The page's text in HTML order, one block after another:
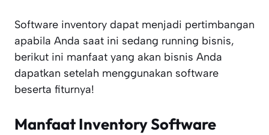
Software inventory dapat menjadi pertimbangan
apabila Anda saat ini sedang running bisnis,
berikut ini manfaat yang akan bisnis Anda
dapatkan setelah menggunakan software
beserta fiturnya!
Manfaat Inventory Software